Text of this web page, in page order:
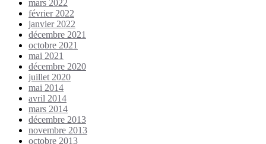
mars 2022
février 2022
janvier 2022
décembre 2021
octobre 2021
mai 2021
décembre 2020
juillet 2020
mai 2014
avril 2014
mars 2014
décembre 2013
novembre 2013
octobre 2013